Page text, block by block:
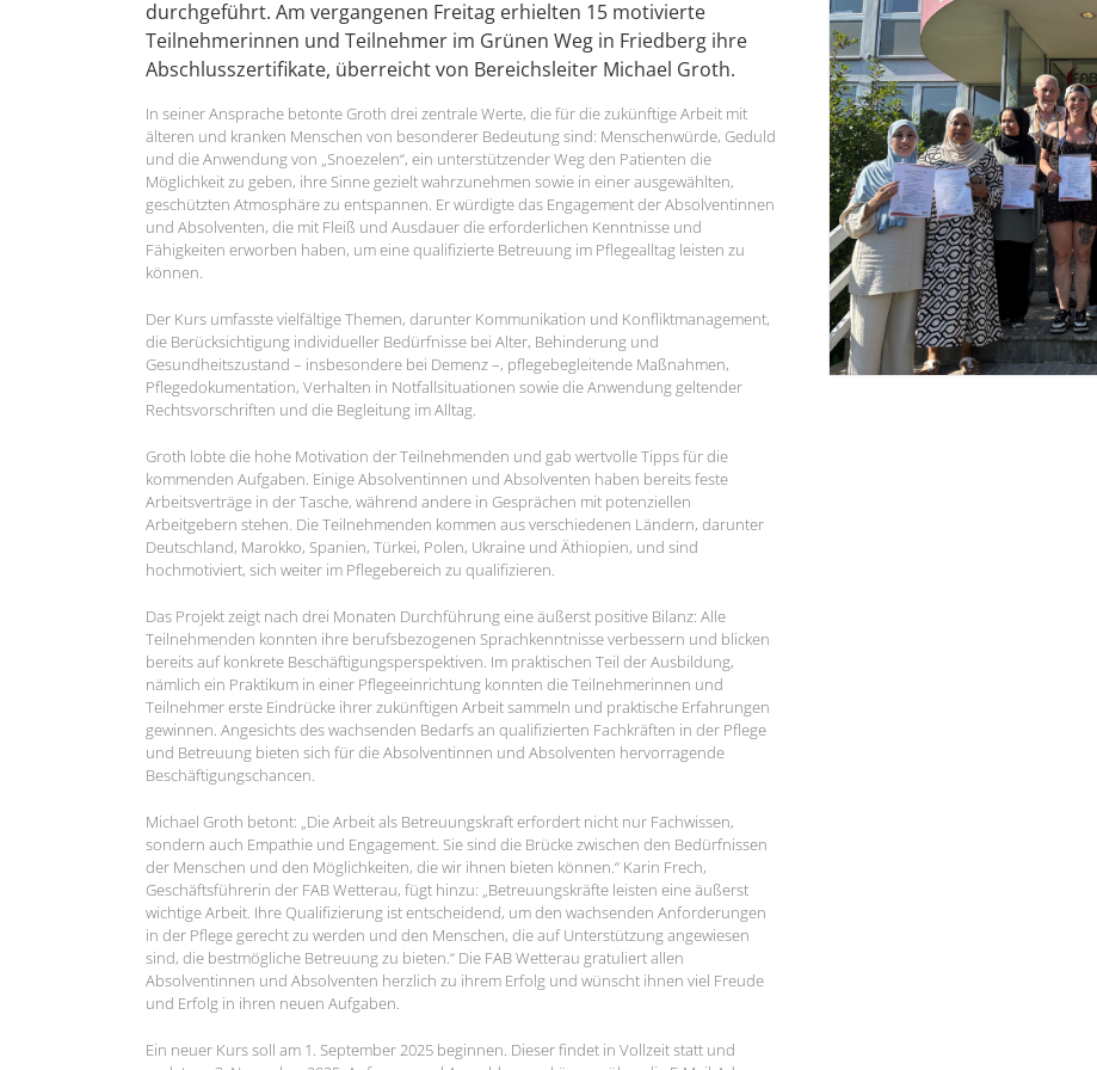
durchgeführt. Am vergangenen Freitag erhielten 15 motivierte
Teilnehmerinnen und Teilnehmer im Grünen Weg in Friedberg ihre
Abschlusszertifikate, überreicht von Bereichsleiter Michael Groth.
In seiner Ansprache betonte Groth drei zentrale Werte, die für die zukünftige Arbeit mit
älteren und kranken Menschen von besonderer Bedeutung sind: Menschenwürde, Geduld
und die Anwendung von „Snoezelen“, ein unterstützender Weg den Patienten die
Möglichkeit zu geben, ihre Sinne gezielt wahrzunehmen sowie in einer ausgewählten,
geschützten Atmosphäre zu entspannen. Er würdigte das Engagement der Absolventinnen
und Absolventen, die mit Fleiß und Ausdauer die erforderlichen Kenntnisse und
Fähigkeiten erworben haben, um eine qualifizierte Betreuung im Pflegealltag leisten zu
können.
Der Kurs umfasste vielfältige Themen, darunter Kommunikation und Konfliktmanagement,
die Berücksichtigung individueller Bedürfnisse bei Alter, Behinderung und
Gesundheitszustand – insbesondere bei Demenz –, pflegebegleitende Maßnahmen,
Pflegedokumentation, Verhalten in Notfallsituationen sowie die Anwendung geltender
Rechtsvorschriften und die Begleitung im Alltag.
Groth lobte die hohe Motivation der Teilnehmenden und gab wertvolle Tipps für die
kommenden Aufgaben. Einige Absolventinnen und Absolventen haben bereits feste
Arbeitsverträge in der Tasche, während andere in Gesprächen mit potenziellen
Arbeitgebern stehen. Die Teilnehmenden kommen aus verschiedenen Ländern, darunter
Deutschland, Marokko, Spanien, Türkei, Polen, Ukraine und Äthiopien, und sind
hochmotiviert, sich weiter im Pflegebereich zu qualifizieren.
Das Projekt zeigt nach drei Monaten Durchführung eine äußerst positive Bilanz: Alle
Teilnehmenden konnten ihre berufsbezogenen Sprachkenntnisse verbessern und blicken
bereits auf konkrete Beschäftigungsperspektiven. Im praktischen Teil der Ausbildung,
nämlich ein Praktikum in einer Pflegeeinrichtung konnten die Teilnehmerinnen und
Teilnehmer erste Eindrücke ihrer zukünftigen Arbeit sammeln und praktische Erfahrungen
gewinnen. Angesichts des wachsenden Bedarfs an qualifizierten Fachkräften in der Pflege
und Betreuung bieten sich für die Absolventinnen und Absolventen hervorragende
Beschäftigungschancen.
Michael Groth betont: „Die Arbeit als Betreuungskraft erfordert nicht nur Fachwissen,
sondern auch Empathie und Engagement. Sie sind die Brücke zwischen den Bedürfnissen
der Menschen und den Möglichkeiten, die wir ihnen bieten können.“ Karin Frech,
Geschäftsführerin der FAB Wetterau, fügt hinzu: „Betreuungskräfte leisten eine äußerst
wichtige Arbeit. Ihre Qualifizierung ist entscheidend, um den wachsenden Anforderungen
in der Pflege gerecht zu werden und den Menschen, die auf Unterstützung angewiesen
sind, die bestmögliche Betreuung zu bieten.“ Die FAB Wetterau gratuliert allen
Absolventinnen und Absolventen herzlich zu ihrem Erfolg und wünscht ihnen viel Freude
und Erfolg in ihren neuen Aufgaben.
Ein neuer Kurs soll am 1. September 2025 beginnen. Dieser findet in Vollzeit statt und